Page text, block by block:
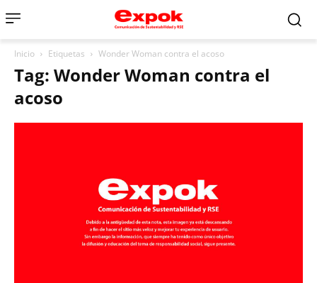
Inicio Etiquetas Wonder Woman contra el acoso
Tag: Wonder Woman contra el
acoso